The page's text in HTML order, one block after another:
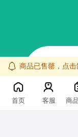
商品已售罄，点击
首页 客服 商